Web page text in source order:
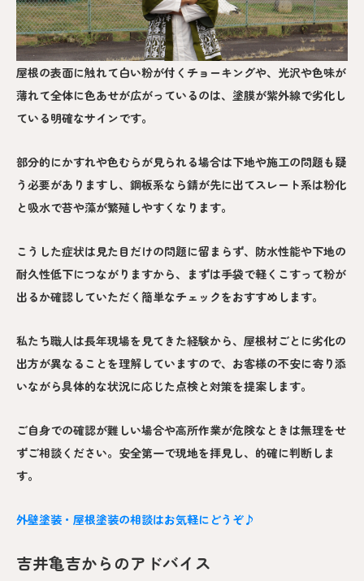
屋根の表面に触れて白い粉が付くチョーキングや、光沢や色味が
薄れて全体に色あせが広がっているのは、塗膜が紫外線で劣化し
ている明確なサインです。
部分的にかすれや色むらが見られる場合は下地や施工の問題も疑
う必要がありますし、鋼板系なら錆が先に出てスレート系は粉化
と吸水で苔や藻が繁殖しやすくなります。
こうした症状は見た目だけの問題に留まらず、防水性能や下地の
耐久性低下につながりますから、まずは手袋で軽くこすって粉が
出るか確認していただく簡単なチェックをおすすめします。
私たち職人は長年現場を見てきた経験から、屋根材ごとに劣化の
出方が異なることを理解していますので、お客様の不安に寄り添
いながら具体的な状況に応じた点検と対策を提案します。
ご自身での確認が難しい場合や高所作業が危険なときは無理をせ
ずご相談ください。安全第一で現地を拝見し、的確に判断しま
す。
外壁塗装・屋根塗装の相談はお気軽にどうぞ♪
吉井亀吉からのアドバイス